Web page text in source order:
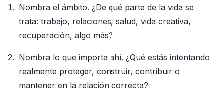
Nombra el ámbito. ¿De qué parte de la vida se
trata: trabajo, relaciones, salud, vida creativa,
recuperación, algo más?
Nombra lo que importa ahí. ¿Qué estás intentando
realmente proteger, construir, contribuir o
mantener en la relación correcta?